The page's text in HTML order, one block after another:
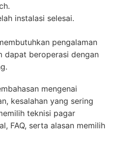
instalasi selesai.
pengalaman
dapat beroperasi dengan
mengenai
kesalahan yang sering
teknisi pagar
FAQ, serta alasan memilih